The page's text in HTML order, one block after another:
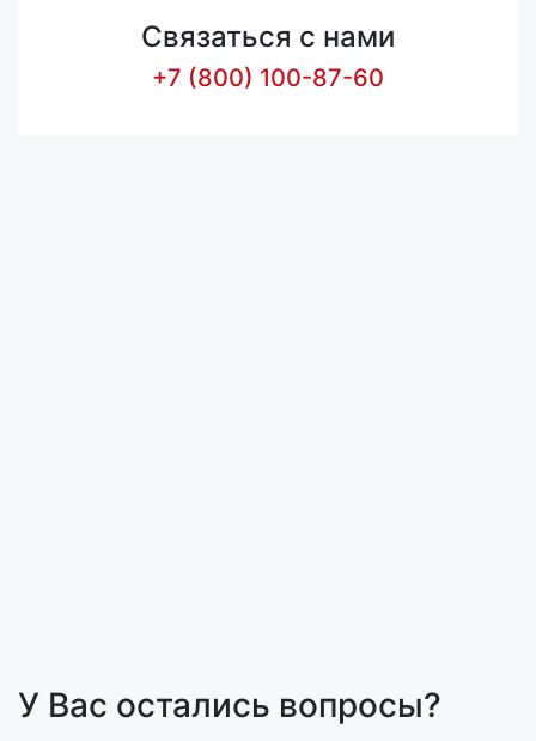
Связаться с нами
+7 (800) 100-87-60
У Вас остались вопросы?